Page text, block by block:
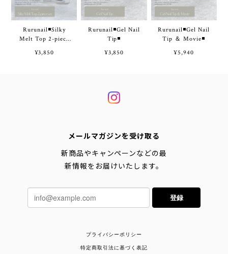
Rurunail◾️Silky
Melt Top 2-piece
¥3,850
Rurunail◾️Gel Nail
Tip◾️
¥3,850
Rurunail◾️Gel Nail
Tip ＆ Movie◾️
¥5,940
メールマガジンを受け取る
新商品やキャンペーンなどの最
新情報をお届けいたします。
登録
プライバシーポリシー
特定商取引法に基づく表記